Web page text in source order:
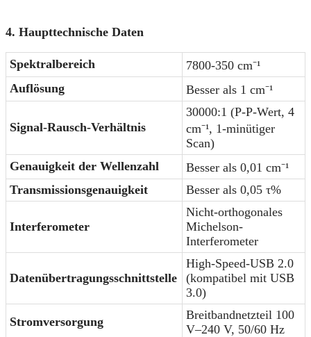
4. Haupttechnische Daten
Spektralbereich
7800-350 cm⁻¹
Auflösung
Besser als 1 cm⁻¹
Signal-Rausch-Verhältnis
30000:1 (P-P-Wert, 4
cm⁻¹, 1-minütiger
Scan)
Genauigkeit der Wellenzahl
Besser als 0,01 cm⁻¹
Transmissionsgenauigkeit
Besser als 0,05 τ%
Interferometer
Nicht-orthogonales
Michelson-
Interferometer
Datenübertragungsschnittstelle
High-Speed-USB 2.0
(kompatibel mit USB
3.0)
Stromversorgung
Breitbandnetzteil 100
V–240 V, 50/60 Hz